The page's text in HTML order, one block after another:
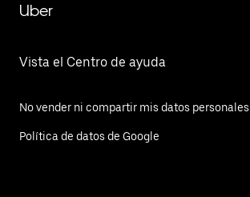
Uber
Vista el Centro de ayuda
No vender ni compartir mis datos personales
Política de datos de Google